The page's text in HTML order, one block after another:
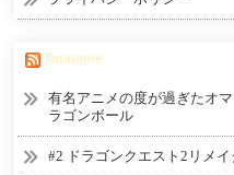
Tmatome
有名アニメの度が過ぎたオ
ラゴンボール
#2 ドラゴンクエスト2リメイ